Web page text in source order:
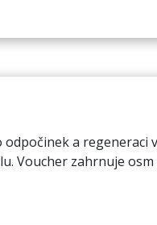
a regeneraci
Voucher zahrnuje